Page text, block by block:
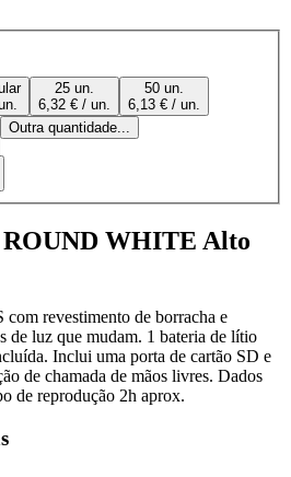
25 un.
6,32 € / un.
50 un.
6,13 € / un.
Outra quantidade...
ROUND WHITE Alto
revestimento de borracha e
de luz que mudam. 1 bateria de lítio
Inclui uma porta de cartão SD e
de chamada de mãos livres. Dados
de reprodução 2h aprox.